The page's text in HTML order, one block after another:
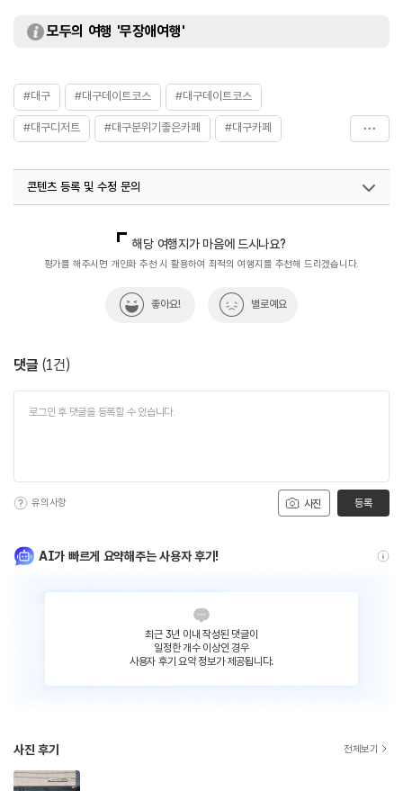
모두의 여행 '무장애여행'
#대구 #대구데이트코스 #대구데이트코스
#대구디저트 #대구분위기좋은카페 #대구카페
콘텐츠 등록 및 수정 문의
해당 여행지가 마음에 드시나요?
평가를 해주시면 개인화 추천 시 활용하여 최적의 여행지를 추천해 드리겠습니다.
좋아요! 별로예요
댓글 (1건)
사진
유의사항 등록
AI가 빠르게 요약해주는 사용자 후기!
최근 3년 이내 작성된 댓글이
일정한 개수 이상인 경우
사용자 후기 요약 정보가 제공됩니다.
사진 후기 전체보기